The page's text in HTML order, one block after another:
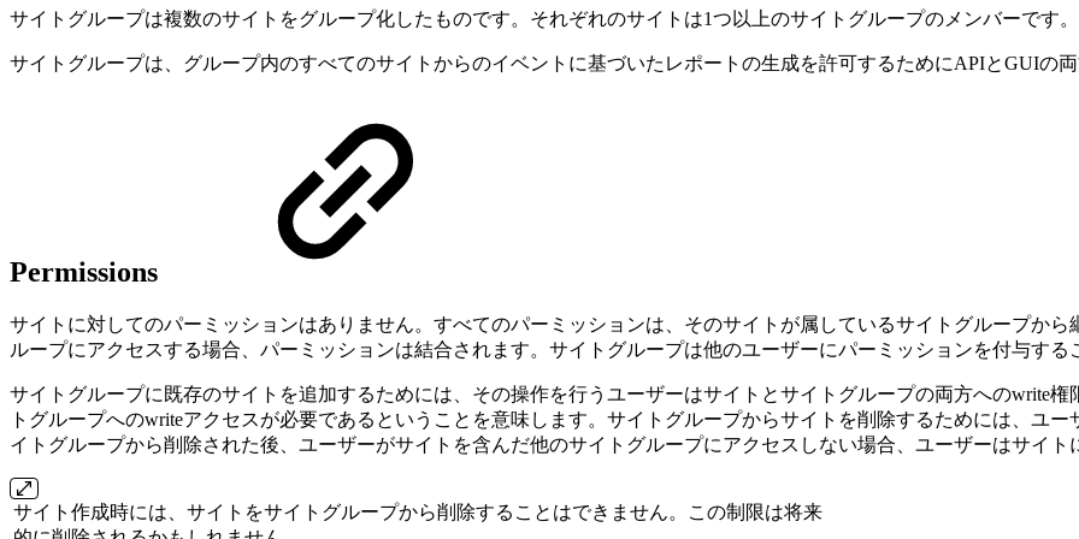
サイトグループは複数のサイトをグループ化したものです。それぞれのサイトは1つ以上のサイトグループのメンバーです。
サイトグループは、グループ内のすべてのサイトからのイベントに基づいたレポートの生成を許可するためにAPIとGUIの
Permissions
サイトに対してのパーミッションはありません。すべてのパーミッションは、そのサイトが属しているサイトグループか
ループにアクセスする場合、パーミッションは結合されます。サイトグループは他のユーザーにパーミッションを付与する
サイトグループに既存のサイトを追加するためには、その操作を行うユーザーはサイトとサイトグループの両方へのwrite
トグループへのwriteアクセスが必要であるということを意味します。サイトグループからサイトを削除するためには、ユ
イトグループから削除された後、ユーザーがサイトを含んだ他のサイトグループにアクセスしない場合、ユーザーはサイト
サイト作成時には、サイトをサイトグループから削除することはできません。この制限は将来